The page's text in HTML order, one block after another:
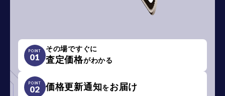
POINT
01
その場ですぐに
査定価格がわかる
POINT
02 価格更新通知をお届け